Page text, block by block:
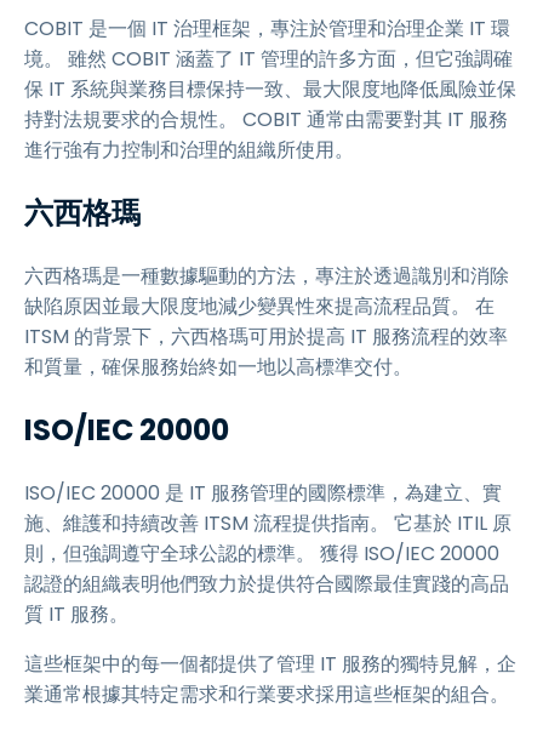
COBIT 是一個 IT 治理框架，專注於管理和治理企業 IT 環
境。 雖然 COBIT 涵蓋了 IT 管理的許多方面，但它強調確
保 IT 系統與業務目標保持一致、最大限度地降低風險並保
持對法規要求的合規性。 COBIT 通常由需要對其 IT 服務
進行強有力控制和治理的組織所使用。
六西格瑪
六西格瑪是一種數據驅動的方法，專注於透過識別和消除
缺陷原因並最大限度地減少變異性來提高流程品質。 在
ITSM 的背景下，六西格瑪可用於提高 IT 服務流程的效率
和質量，確保服務始終如一地以高標準交付。
ISO/IEC 20000
ISO/IEC 20000 是 IT 服務管理的國際標準，為建立、實
施、維護和持續改善 ITSM 流程提供指南。 它基於 ITIL 原
則，但強調遵守全球公認的標準。 獲得 ISO/IEC 20000
認證的組織表明他們致力於提供符合國際最佳實踐的高品
質 IT 服務。
這些框架中的每一個都提供了管理 IT 服務的獨特見解，企
業通常根據其特定需求和行業要求採用這些框架的組合。